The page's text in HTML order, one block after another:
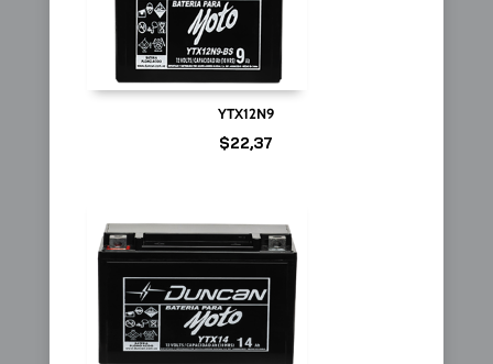
YTX12N9
$22,37